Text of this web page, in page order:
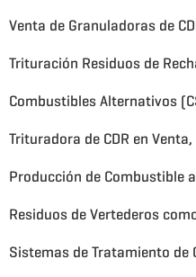
Venta de Granuladoras de